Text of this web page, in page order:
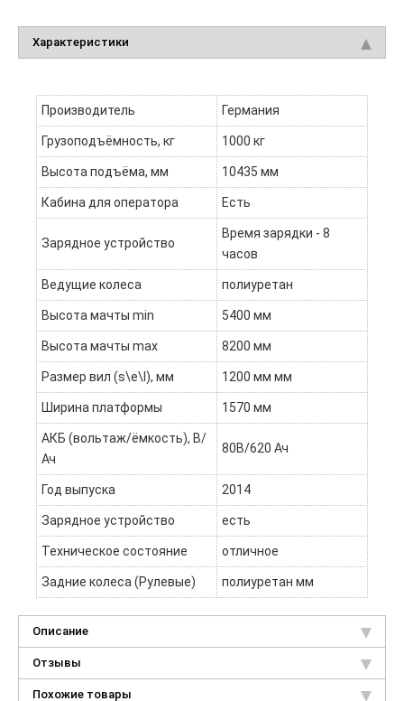
Характеристики
Производитель Германия
Грузоподъёмность, кг 1000 кг
Высота подъёма, мм 10435 мм
Кабина для оператора Есть
Зарядное устройство
Время зарядки - 8
часов
Ведущие колеса полиуретан
Высота мачты min 5400 мм
Высота мачты max 8200 мм
Размер вил (s\e\l), мм 1200 мм мм
Ширина платформы 1570 мм
АКБ (вольтаж/ёмкость), В/
Ач
80В/620 Ач
Год выпуска 2014
Зарядное устройство есть
Техническое состояние отличное
Задние колеса (Рулевые) полиуретан мм
Описание
Отзывы
Похожие товары